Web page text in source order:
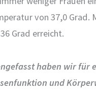
von 37,0 Grad.
Grad erreicht.
haben wir für
und